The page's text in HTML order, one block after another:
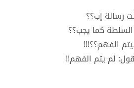
رسالة إب؟؟
كما يجب؟؟
الفهم؟؟!!!
لم يتم الفهم!!